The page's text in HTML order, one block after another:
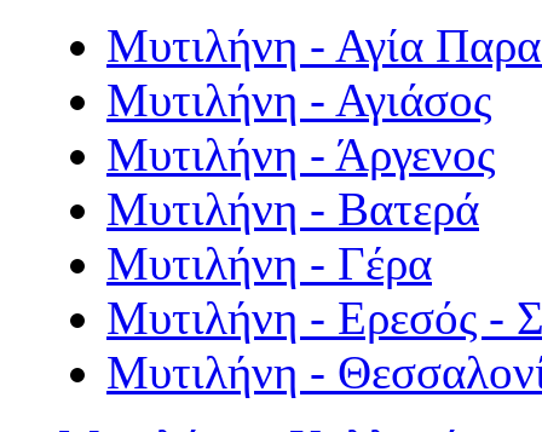
Μυτιλήνη - Αγία
Μυτιλήνη - Αγιάσος
Μυτιλήνη - Άργενος
Μυτιλήνη - Βατερά
Μυτιλήνη - Γέρα
Μυτιλήνη - Ερεσός -
Μυτιλήνη -